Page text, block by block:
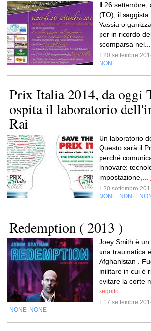
Il 26 settembre,
(TO), il saggista
Vassia
per in ricordo
scomparsa nel...
Il 20 settembre
NONE
Prix Italia 2014, da oggi
ospita il laboratorio
Rai
Un laboratorio
Questo sarà il
perché
innovare:
impostazione,...
Il 20 settembre
NONE NONE
Redemption ( 2013 )
Joey Smith è
una traumatica
Afghanistan .
militare in cui è
evitare la corte
seguito
Il 17 settembre
NONE NONE